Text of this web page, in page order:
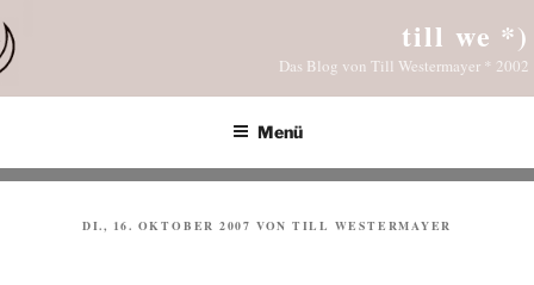
Inhalt
springen
till we *)
Das Blog von Till Westermayer * 2002
Menü
VERÖFFENTLICHT
DI., 16. OKTOBER 2007 VON TILL WESTERMAYER